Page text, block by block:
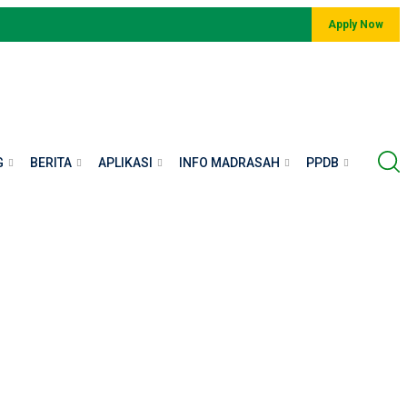
Apply Now
BERITA APLIKASI INFO MADRASAH PPDB